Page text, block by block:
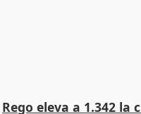
Rego eleva a 1.342